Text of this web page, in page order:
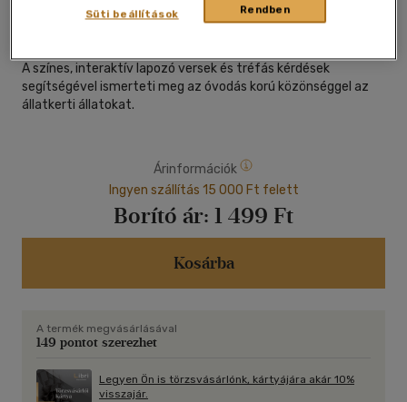
Móra Ferenc Ifjúsági Könyvkiad 2026|magyar nyelvű
A színes, interaktív lapozó versek és tréfás kérdések
segítségével ismerteti meg az óvodás korú közönséggel az
állatkerti állatokat.
Árinformációk
Ingyen szállítás 15 000 Ft felett
Borító ár: 1 499 Ft
Kosárba
A termék megvásárlásával
149 pontot szerezhet
Legyen Ön is törzsvásárlónk, kártyájára akár 10%
visszajár.
Rendben
Süti beállítások